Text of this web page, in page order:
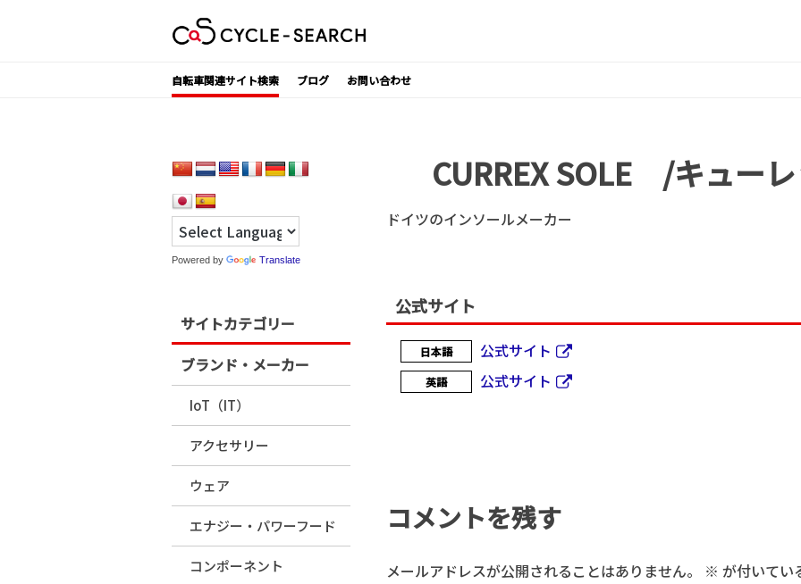
自転車関連サイト検索 ブログ お問い合わせ
CURREX SOLE /キュー
ドイツのインソールメーカー
公式サイト
日本語 公式サイト
英語 公式サイト
コメントを残す
メールアドレスが公開されることはありません。 ※ が付いてい
Powered by Translate
サイトカテゴリー
ブランド・メーカー
IoT（IT）
アクセサリー
ウェア
エナジー・パワーフード
コンポーネント